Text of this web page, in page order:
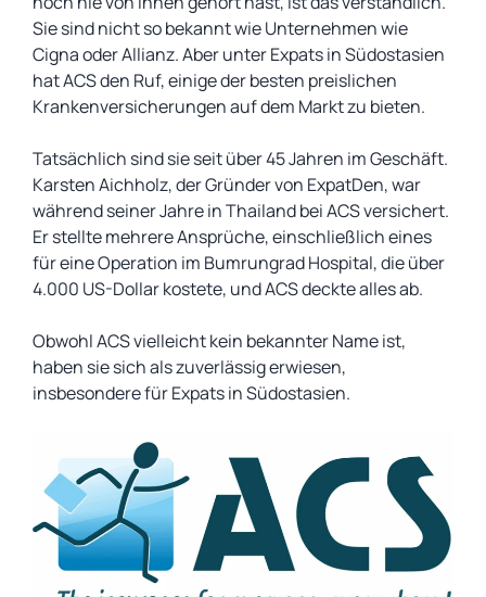
Sie sind nicht so bekannt wie Unternehmen wie
Cigna oder Allianz. Aber unter Expats in Südostasien
hat ACS den Ruf, einige der besten preislichen
Krankenversicherungen auf dem Markt zu bieten.
Tatsächlich sind sie seit über 45 Jahren im Geschäft.
Karsten Aichholz, der Gründer von ExpatDen, war
während seiner Jahre in Thailand bei ACS versichert.
Er stellte mehrere Ansprüche, einschließlich eines
für eine Operation im Bumrungrad Hospital, die über
4.000 US-Dollar kostete, und ACS deckte alles ab.
Obwohl ACS vielleicht kein bekannter Name ist,
haben sie sich als zuverlässig erwiesen,
insbesondere für Expats in Südostasien.